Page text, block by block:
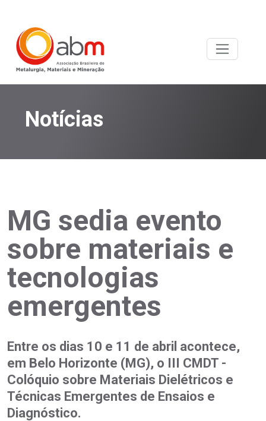
Notícias
MG sedia evento
sobre materiais e
tecnologias
emergentes
Entre os dias 10 e 11 de abril acontece,
em Belo Horizonte (MG), o III CMDT -
Colóquio sobre Materiais Dielétricos e
Técnicas Emergentes de Ensaios e
Diagnóstico.